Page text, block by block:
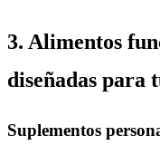
3. Alimentos
diseñadas para
Suplementos